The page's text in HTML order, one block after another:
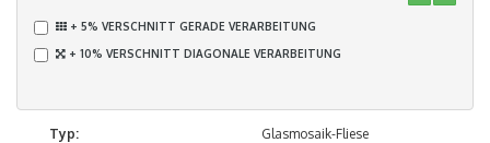
+ 5% VERSCHNITT GERADE VERARBEITUNG
+ 10% VERSCHNITT DIAGONALE VERARBEITUNG
Typ:
Glasmosaik-Fliese